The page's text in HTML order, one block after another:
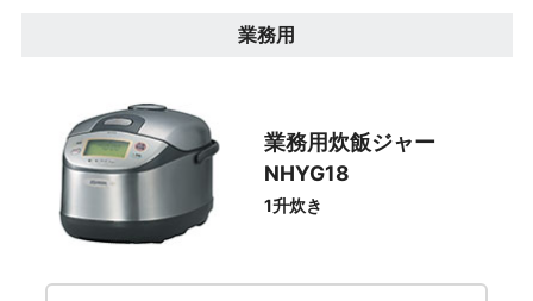
業務用
業務用炊飯ジャー
NHYG18
1升炊き